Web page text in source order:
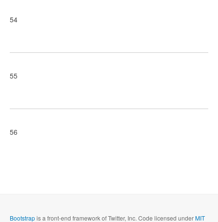
54
55
56
Bootstrapis a front-end framework of Twitter, Inc. Code licensed underMIT